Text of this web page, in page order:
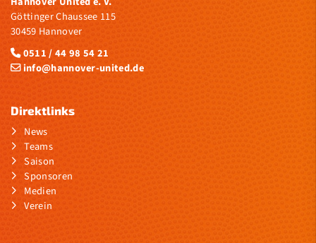
Göttinger Chaussee 115
30459 Hannover
0511 / 44 98 54 21
info@hannover-united.de
Direktlinks
News
Teams
Saison
Sponsoren
Medien
Verein